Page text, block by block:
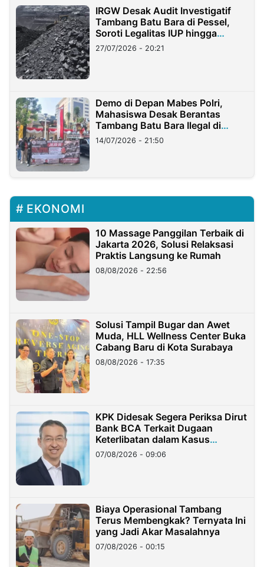
IRGW Desak Audit Investigatif
Tambang Batu Bara di Pessel,
Soroti Legalitas IUP hingga
Stockpile
27/07/2026 - 20:21
Demo di Depan Mabes Polri,
Mahasiswa Desak Berantas
Tambang Batu Bara Ilegal di
Lampung
14/07/2026 - 21:50
EKONOMI
10 Massage Panggilan Terbaik di
Jakarta 2026, Solusi Relaksasi
Praktis Langsung ke Rumah
08/08/2026 - 22:56
Solusi Tampil Bugar dan Awet
Muda, HLL Wellness Center Buka
Cabang Baru di Kota Surabaya
08/08/2026 - 17:35
KPK Didesak Segera Periksa Dirut
Bank BCA Terkait Dugaan
Keterlibatan dalam Kasus
Hilangnya Dana Nasabah Rp2,58
Miliar
07/08/2026 - 09:06
Biaya Operasional Tambang
Terus Membengkak? Ternyata Ini
yang Jadi Akar Masalahnya
07/08/2026 - 00:15